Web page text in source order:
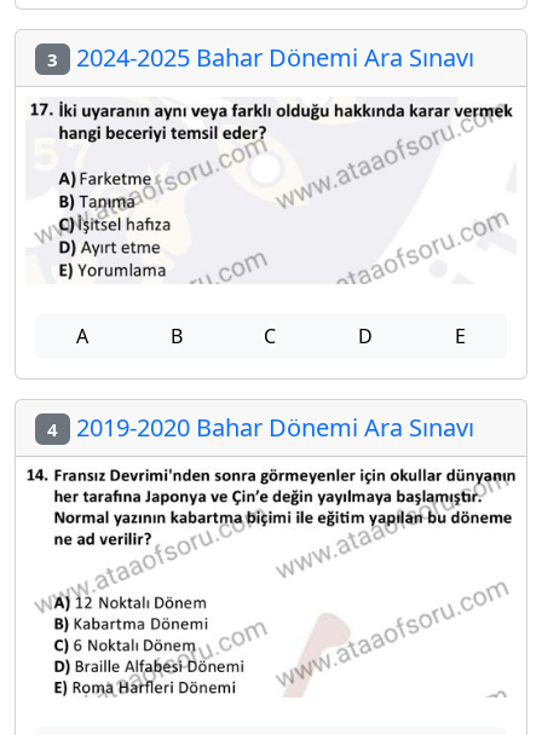
3 2024-2025 Bahar Dönemi Ara Sınavı
A B C D E
4 2019-2020 Bahar Dönemi Ara Sınavı